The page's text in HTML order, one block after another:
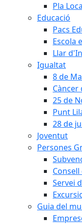
Pla
Educació
Pacs
Escola
Llar
Igualtat
8 de
Càncer
25 de
Punt
28 de
Joventut
Persones
Servei
Guia del